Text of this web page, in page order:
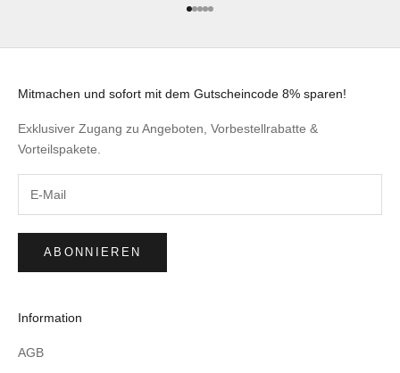
Gehe zu Element 1
Gehe zu Element 2
Gehe zu Element 3
Gehe zu Element 4
Gehe zu Element 5
Mitmachen und sofort mit dem Gutscheincode 8% sparen!
Exklusiver Zugang zu Angeboten, Vorbestellrabatte &
Vorteilspakete.
ABONNIEREN
Information
AGB